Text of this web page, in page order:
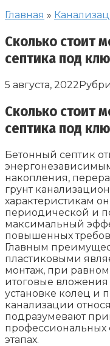
Главная »
Сколько стоит
септика под
5 августа, 2022
Сколько стоит
септика под
Бетонный септик
накопления,
грунт
характеристикам
периодической и
максимальный
повышенных
Главным
пластиковыми
монтаж, при
итоговые
установке колец и
канализации
подразумевают
профессиональных
этапах.